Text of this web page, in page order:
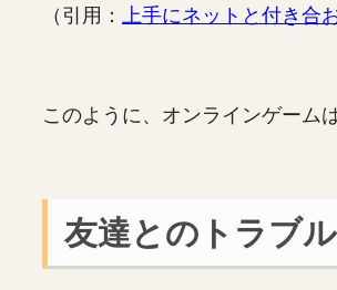
（引用： 上手にネットと付き合
このように、オンラインゲーム
友達とのトラブ